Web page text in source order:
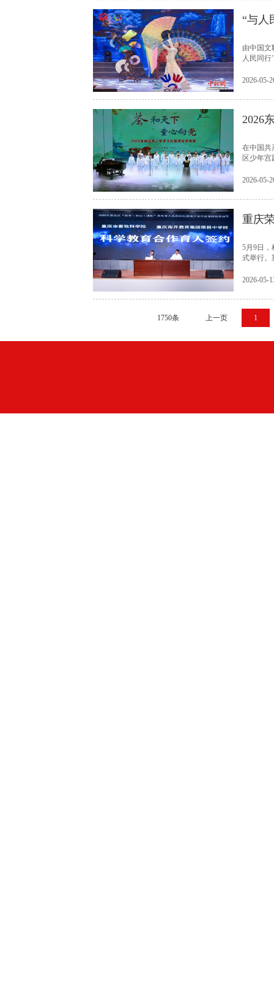
“与人
由中国
人民同行
2026-05-
2026
在中国共
区少年
2026-05-
重庆
5月9日
式举行。
2026-05-
1750条 上一页 1